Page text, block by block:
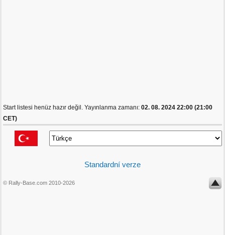
Start listesi henüz hazır değil. Yayınlanma zamanı: 02. 08. 2024 22:00 (21:00
CET)
Standardní verze
© Rally-Base.com 2010-2026